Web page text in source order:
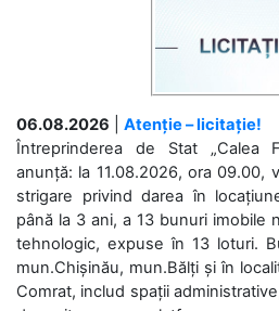
06.08.2026
Atenție – licitație!
Întreprinderea de Stat „Calea
anunță: la 11.08.2026, ora 09.00,
strigare privind darea în
până la 3 ani, a 13 bunuri imobile
tehnologic, expuse în 13 loturi.
mun.Chișinău, mun.Bălți și în
Comrat, includ spații